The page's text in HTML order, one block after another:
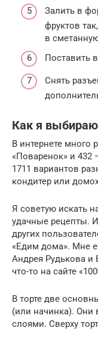
Залить в
фруктов
в
Поставить
Снять
Как я
В интернете много
«Поваренок» и 432
1711 вариантов
кондитер или
Я советую искать
удачные рецепты.
других
«Едим дома». Мне
Андрея Рудькова и
что-то на сайте
В торте две
(или начинка). Они
слоями. Сверху